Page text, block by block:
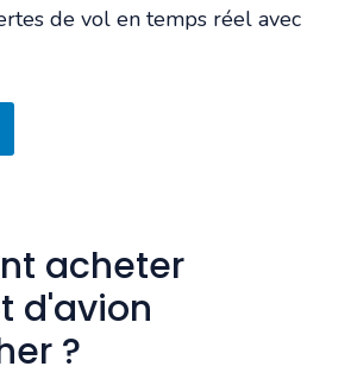
de vol en temps réel avec
acheter
d'avion
?